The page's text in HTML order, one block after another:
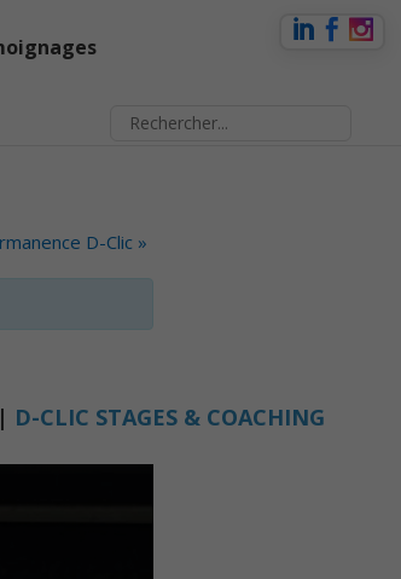
D-Clic »
| D-CLIC STAGES & COACHING